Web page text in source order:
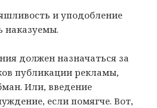
и уподобление
наказуемы.
должен назначаться за
публикации рекламы,
Или, введение
если помягче. Вот,